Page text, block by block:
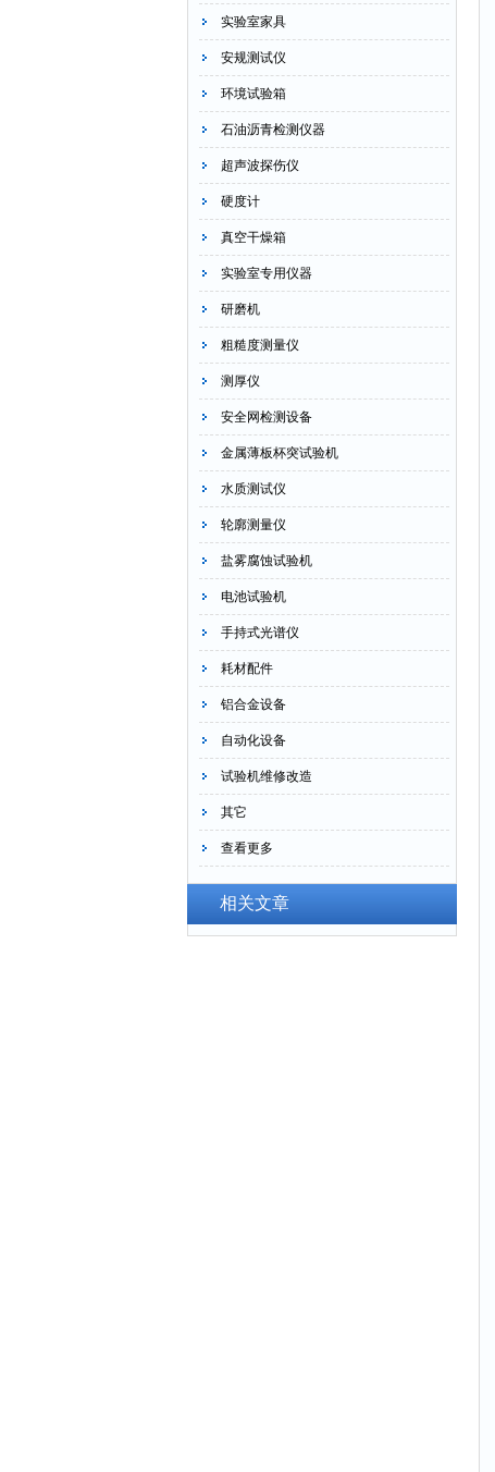
实验室家具
安规测试仪
环境试验箱
石油沥青检测仪器
超声波探伤仪
硬度计
真空干燥箱
实验室专用仪器
研磨机
粗糙度测量仪
测厚仪
安全网检测设备
金属薄板杯突试验机
水质测试仪
轮廓测量仪
盐雾腐蚀试验机
电池试验机
手持式光谱仪
耗材配件
铝合金设备
自动化设备
试验机维修改造
其它
查看更多
相关文章